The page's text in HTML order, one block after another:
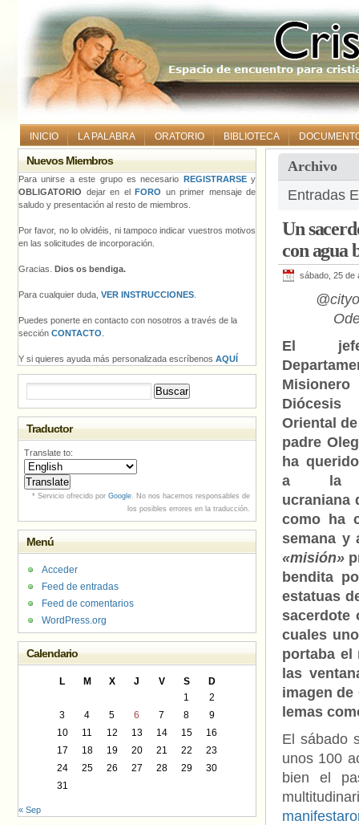
INICIO LA PALABRA ORATORIO BIBLIOTECA
Archivo
Entradas
Un
con agua
sábado, 25 de
El
Diócesis
Oriental
padre
ha
a la
ucraniana
como ha
semana y
«misión»
bendita
estatuas
sacerdote
cuales
portaba el
las
imagen
lemas
El sábado
unos 100
bien el
Nuevos Miembros
Para unirse a este grupo es necesario REGISTRARSEy
OBLIGATORIO dejar en el FORO un primer mensaje de
saludo y presentación al resto de miembros.
Por favor, no lo olvidéis, ni tampoco indicar vuestros motivos
en las solicitudes de incorporación.
Gracias. Dios os bendiga.
Para cualquier duda, VER INSTRUCCIONES
Puedes ponerte en contacto con nosotros a través de la
sección CONTACTO
Y si quieres ayuda más personalizada escríbenos AQUÍ
Traductor
Translate to:
* Servicio ofrecido por Google. No nos hacemos responsables de
los posibles errores en la traducción.
Menú
Acceder
Feed de entradas
Feed de comentarios
WordPress.org
Calendario
L M X J V S
D
1
2
3
4 5 6 7 8
9
10
11 12 13 14 15
16
17
18 19 20 21 22
23
24
25 26 27 28 29
30
31
« Sep